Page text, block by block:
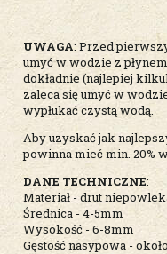
UWAGA: Przed
umyć w wodzie z
dokładnie (najlepiej
zaleca się umyć w
wypłukać czystą wodą.
Aby uzyskać jak
powinna mieć min. 20%
DANE TECHNICZNE:
Materiał - drut
Średnica - 4-5mm
Wysokość - 6-8mm
Gęstość nasypowa -